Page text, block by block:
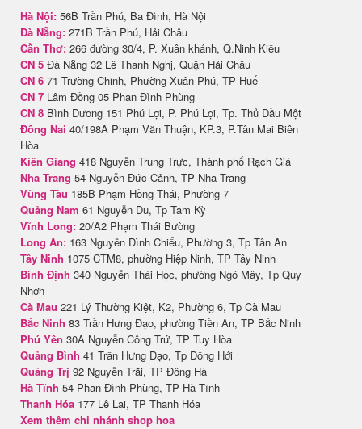
Hà Nội: 56B Trần Phú, Ba Đình, Hà Nội
Đà Nẵng: 271B Trần Phú, Hải Châu
Cần Thơ: 266 đường 30/4, P. Xuân khánh, Q.Ninh Kiều
CN 5 Đà Nẵng 32 Lê Thanh Nghị, Quận Hải Châu
CN 6 71 Trường Chinh, Phường Xuân Phú, TP Huế
CN 7 Lâm Đồng 05 Phan Đình Phùng
CN 8 Bình Dương 151 Phú Lợi, P. Phú Lợi, Tp. Thủ Dầu Một
Đồng Nai 40/198A Phạm Văn Thuận, KP.3, P.Tân Mai Biên
Hòa
Kiên Giang 418 Nguyễn Trung Trực, Thành phố Rạch Giá
Nha Trang 54 Nguyễn Đức Cảnh, TP Nha Trang
Vũng Tàu 185B Phạm Hồng Thái, Phường 7
Quảng Nam 61 Nguyễn Du, Tp Tam Kỳ
Vĩnh Long: 20/A2 Phạm Thái Bường
Long An: 163 Nguyễn Đình Chiểu, Phường 3, Tp Tân An
Tây Ninh 1075 CTM8, phường Hiệp Ninh, TP Tây Ninh
Bình Định 340 Nguyễn Thái Học, phường Ngô Mây, Tp Quy
Nhơn
Cà Mau 221 Lý Thường Kiệt, K2, Phường 6, Tp Cà Mau
Bắc Ninh 83 Trần Hưng Đạo, phường Tiền An, TP Bắc Ninh
Phú Yên 30A Nguyễn Công Trứ, TP Tuy Hòa
Quảng Bình 41 Trần Hưng Đạo, Tp Đồng Hới
Quảng Trị 92 Nguyễn Trãi, TP Đông Hà
Hà Tĩnh 54 Phan Đình Phùng, TP Hà Tĩnh
Thanh Hóa 177 Lê Lai, TP Thanh Hóa
Xem thêm chi nhánh shop hoa